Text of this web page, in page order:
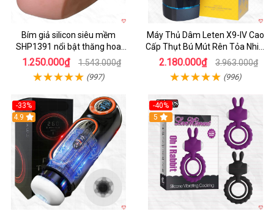
Bím giả silicon siêu mềm
SHP1391 nổi bật thăng hoa
hoàn hảo
1.250.000₫ 1.543.000₫
(997)
Máy Thủ Dâm Leten X9-IV Cao
Cấp Thụt Bú Mút Rên Tỏa Nhiệt
Sạc Pin
2.180.000₫ 3.963.000₫
(996)
-33%
Hot
4.9
-40%
5